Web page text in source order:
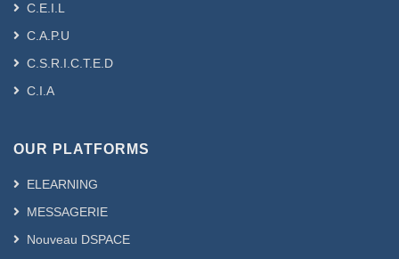
C.E.I.L
C.A.P.U
C.S.R.I.C.T.E.D
C.I.A
OUR PLATFORMS
ELEARNING
MESSAGERIE
Nouveau DSPACE